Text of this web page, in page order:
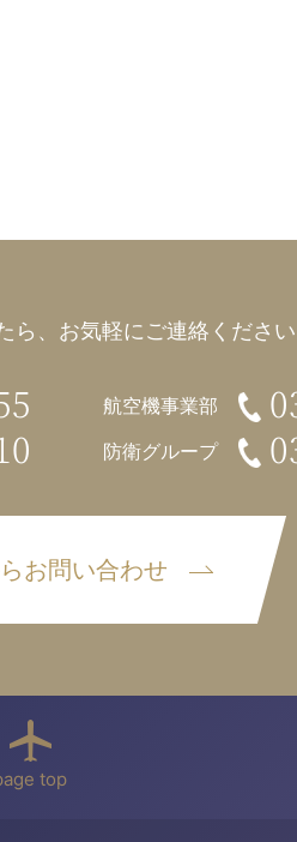
、 お気軽にご連絡くださ
お問い合わせ
航空機事業部
防衛グループ
top